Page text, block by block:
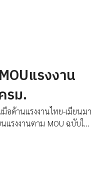
แรงงาน
รม.
อด้านแรงงานไทย-เมียนมา
แรงงานตาม MOU ฉบับใหม่